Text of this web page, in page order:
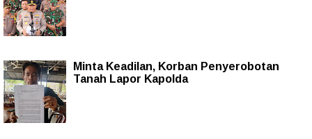
Minta Keadilan, Korban Penyerobotan
Tanah Lapor Kapolda